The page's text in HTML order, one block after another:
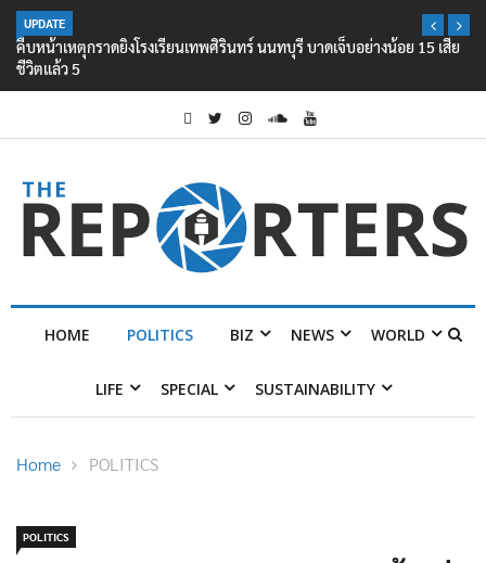
UPDATE
คืบหน้าเหตุกราดยิงโรงเรียนเทพศิรินทร์ นนทบุรี บาดเจ็บอย่างน้อย 15 เสีย
ชีวิตแล้ว 5
HOME POLITICS BIZ NEWS WORLD
LIFE SPECIAL SUSTAINABILITY
Home POLITICS
POLITICS